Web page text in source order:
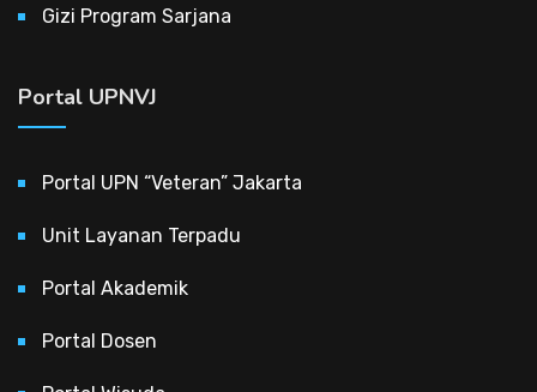
Gizi Program Sarjana
Portal UPNVJ
Portal UPN “Veteran” Jakarta
Unit Layanan Terpadu
Portal Akademik
Portal Dosen